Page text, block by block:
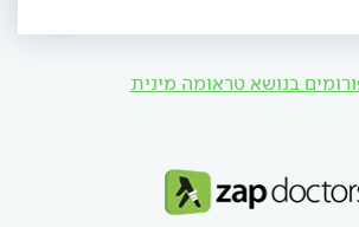
בנושא טראומה מינית